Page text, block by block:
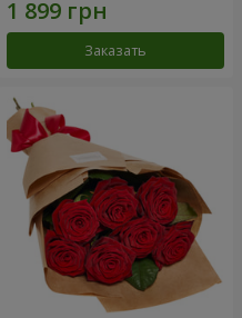
Заказать